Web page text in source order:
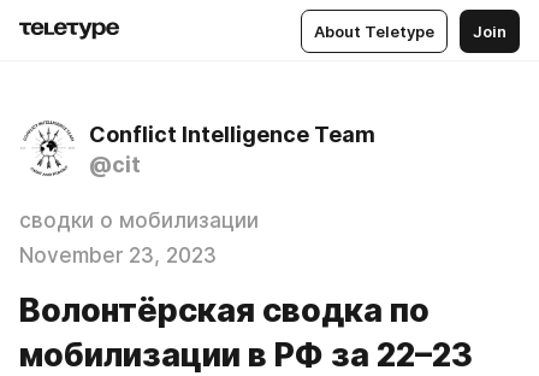
About Teletype Join
Conflict Intelligence Team
@cit
сводки о мобилизации
November 23, 2023
Волонтёрская сводка по
мобилизации в РФ за 22–23